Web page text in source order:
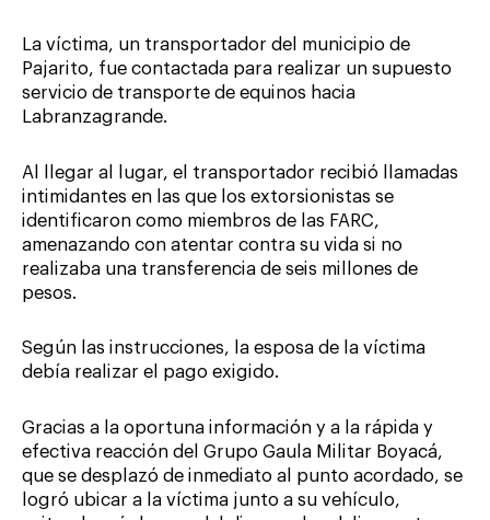
La víctima, un transportador del municipio de
Pajarito, fue contactada para realizar un supuesto
servicio de transporte de equinos hacia
Labranzagrande.
Al llegar al lugar, el transportador recibió llamadas
intimidantes en las que los extorsionistas se
identificaron como miembros de las FARC,
amenazando con atentar contra su vida si no
realizaba una transferencia de seis millones de
pesos.
Según las instrucciones, la esposa de la víctima
debía realizar el pago exigido.
Gracias a la oportuna información y a la rápida y
efectiva reacción del Grupo Gaula Militar Boyacá,
que se desplazó de inmediato al punto acordado, se
logró ubicar a la víctima junto a su vehículo,